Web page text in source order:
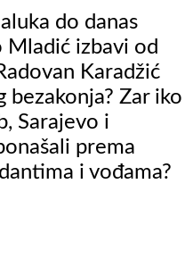
do danas
Mladić izbavi od
Karadžić
bezakonja? Zar iko
Sarajevo i
prema
i vođama?